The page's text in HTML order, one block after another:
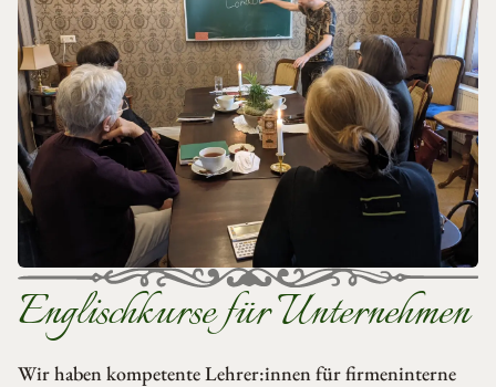
Englischkurse für Unternehmen
Wir haben kompetente Lehrer:innen für firmeninterne